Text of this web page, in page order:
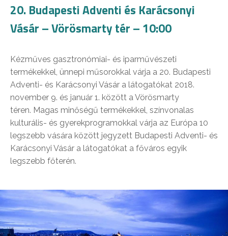
20. Budapesti Adventi és Karácsonyi
Vásár – Vörösmarty tér – 10:00
Kézműves gasztronómiai- és iparművészeti
termékekkel, ünnepi műsorokkal várja a 20. Budapesti
Adventi- és Karácsonyi Vásár a látogatókat 2018.
november 9. és január 1. között a Vörösmarty
téren. Magas minőségű termékekkel, színvonalas
kulturális- és gyerekprogramokkal várja az Európa 10
legszebb vására között jegyzett Budapesti Adventi- és
Karácsonyi Vásár a látogatókat a főváros egyik
legszebb főterén.